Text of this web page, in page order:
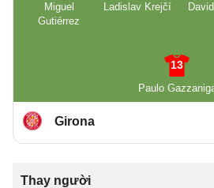
Miguel
Gutiérrez
Ladislav Krejčí
13
Paulo
Girona
Thay người